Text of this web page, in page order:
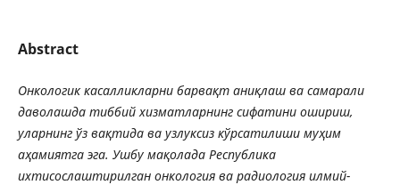
Abstract
Онкологик касалликларни барвақт аниқлаш ва самарали
даволашда тиббий хизматларнинг сифатини ошириш,
уларнинг ўз вақтида ва узлуксиз кўрсатилиши муҳим
аҳамиятга эга. Ушбу мақолада Республика
ихтисослаштирилган онкология ва радиологияилмий-